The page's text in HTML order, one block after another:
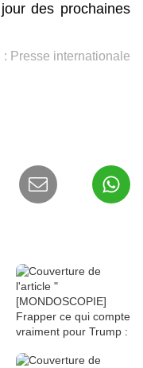
des prochaines
: Presse internationale